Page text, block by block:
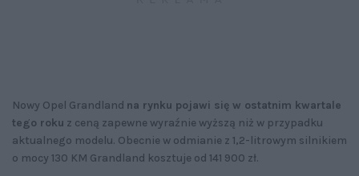
Nowy Opel Grandland na rynku pojawi się w ostatnim kwartale
tego roku z ceną zapewne wyraźnie wyższą niż w przypadku
aktualnego modelu. Obecnie w odmianie z 1,2-litrowym silnikiem
o mocy 130 KM Grandland kosztuje od 141 900 zł.